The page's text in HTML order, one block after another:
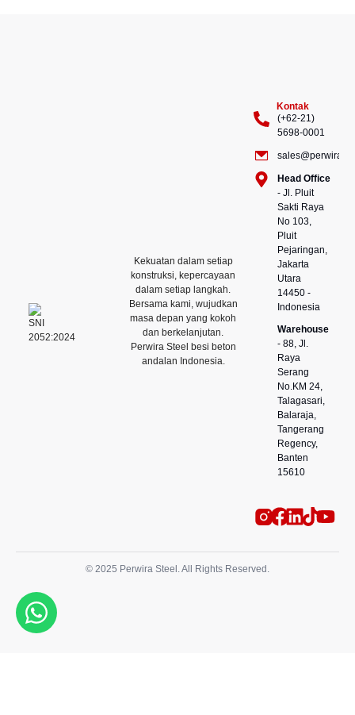
Kekuatan dalam setiap
konstruksi, kepercayaan
dalam setiap langkah.
Bersama kami, wujudkan
masa depan yang kokoh
dan berkelanjutan.
Perwira Steel besi beton
andalan Indonesia.
Kontak
(+62-21)
5698-0001
Head Office
- Jl. Pluit
Sakti Raya
No 103,
Pluit
Pejaringan,
Jakarta
Utara
14450 -
Indonesia
Warehouse
- 88, Jl.
Raya
Serang
No.KM 24,
Talagasari,
Balaraja,
Tangerang
Regency,
Banten
15610
© 2025 Perwira Steel. All Rights Reserved.